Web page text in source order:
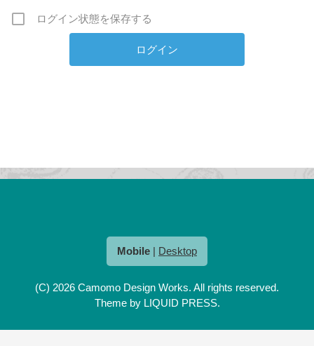
ログイン状態を保存する
Mobile | Desktop
(C) 2026 Camomo Design Works. All rights reserved.
Theme by LIQUID PRESS.